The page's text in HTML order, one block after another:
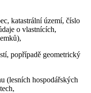
katastrální území, číslo
o vlastnících,
popřípadě geometrický
(lesních hospodářských